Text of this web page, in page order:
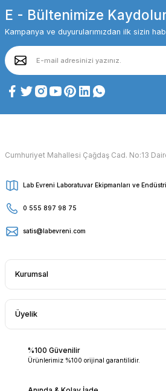
E - Bültenimize
Kampanya ve duyurularımızdan ilk sizin
Cumhuriyet Mahallesi Çağdaş Cad. No:13
Lab Evreni Laboratuvar Ekipmanları ve
0 555 897 98 75
satis@labevreni.com
Kurumsal
Üyelik
%100 Güvenilir
Ürünlerimiz %100 orijinal garantilidir.